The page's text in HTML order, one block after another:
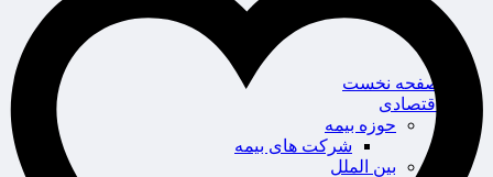
صفحه نخست
اقتصادی
حوزه بیمه
شرکت های بیمه
بین الملل